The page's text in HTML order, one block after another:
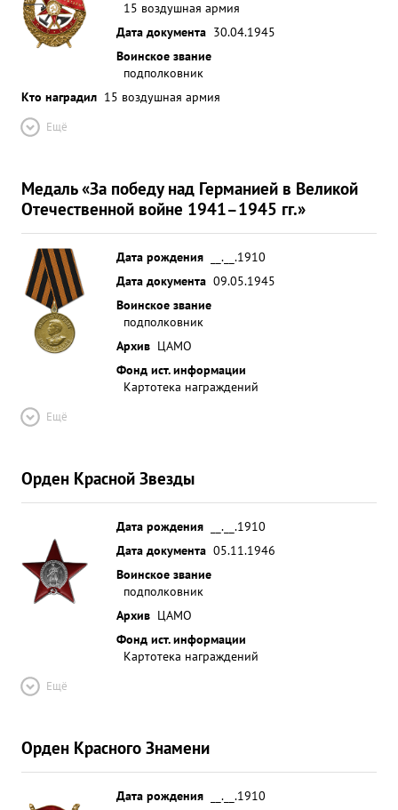
15 воздушная армия
Дата документа 30.04.1945
Воинское звание
подполковник
Кто наградил 15 воздушная армия
Ещё
Медаль «За победу над Германией в Великой
Отечественной войне 1941–1945 гг.»
Дата рождения
__.__.1910
Дата документа 09.05.1945
Воинское звание
подполковник
Архив ЦАМО
Фонд ист. информации
Картотека награждений
Ещё
Орден Красной Звезды
Дата рождения
__.__.1910
Дата документа 05.11.1946
Воинское звание
подполковник
Архив ЦАМО
Фонд ист. информации
Картотека награждений
Ещё
Орден Красного Знамени
Дата рождения
__.__.1910